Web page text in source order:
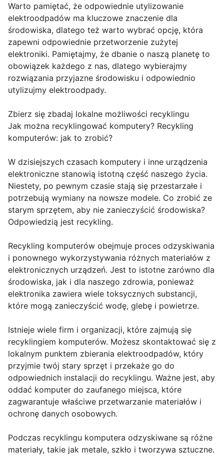
Warto pamiętać, że odpowiednie utylizowanie
elektroodpadów ma kluczowe znaczenie dla
środowiska, dlatego też warto wybrać opcję, która
zapewni odpowiednie przetworzenie zużytej
elektroniki. Pamiętajmy, że dbanie o naszą planetę to
obowiązek każdego z nas, dlatego wybierajmy
rozwiązania przyjazne środowisku i odpowiednio
utylizujmy elektroodpady.
Zbierz się zbadaj lokalne możliwości recyklingu
Jak można recyklingować komputery? Recykling
komputerów: jak to zrobić?
W dzisiejszych czasach komputery i inne urządzenia
elektroniczne stanowią istotną część naszego życia.
Niestety, po pewnym czasie stają się przestarzałe i
potrzebują wymiany na nowsze modele. Co zrobić ze
starym sprzętem, aby nie zanieczyścić środowiska?
Odpowiedzią jest recykling.
Recykling komputerów obejmuje proces odzyskiwania
i ponownego wykorzystywania różnych materiałów z
elektronicznych urządzeń. Jest to istotne zarówno dla
środowiska, jak i dla naszego zdrowia, ponieważ
elektronika zawiera wiele toksycznych substancji,
które mogą zanieczyścić wodę, glebę i powietrze.
Istnieje wiele firm i organizacji, które zajmują się
recyklingiem komputerów. Możesz skontaktować się z
lokalnym punktem zbierania elektroodpadów, który
przyjmie twój stary sprzęt i przekaże go do
odpowiednich instalacji do recyklingu. Ważne jest, aby
oddać komputer do zaufanego miejsca, które
zagwarantuje właściwe przetwarzanie materiałów i
ochronę danych osobowych.
Podczas recyklingu komputera odzyskiwane są różne
materiały, takie jak metale, szkło i tworzywa sztuczne.